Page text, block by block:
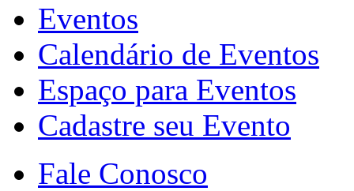
Eventos
Calendário de Eventos
Espaço para Eventos
Cadastre seu Evento
Fale Conosco